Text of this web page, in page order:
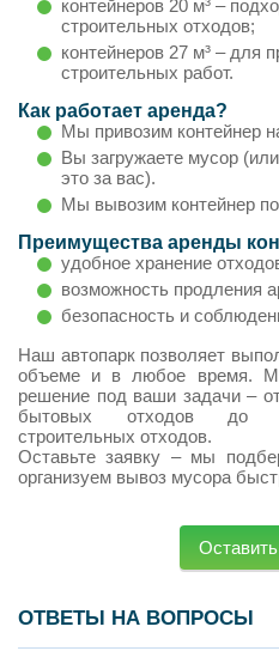
контейнеров 20 м³ –
строительных отходов;
контейнеров 27 м³ – для
строительных работ.
Как работает аренда?
Мы привозим контейнер
Вы загружаете мусор
это за вас).
Мы вывозим контейнер
Преимущества аренды
удобное хранение
возможность продления
безопасность и
Наш автопарк позволяет
объеме и в любое время.
решение под ваши задачи –
бытовых отходов до
строительных отходов.
Оставьте заявку – мы
организуем вывоз мусора
ОТВЕТЫ НА ВОПРОСЫ